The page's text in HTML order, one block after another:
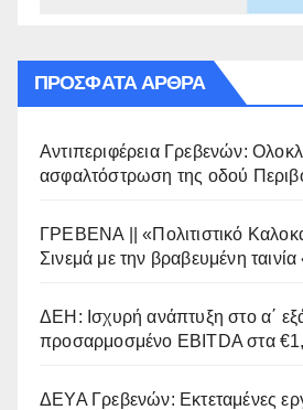
ΠΡΌΣΦΑΤΑ ΆΡΘΡΑ
Αντιπεριφέρεια Γρεβενών:
ασφαλτόστρωση της οδού
ΓΡΕΒΕΝΑ || «Πολιτιστικό
Σινεμά με την βραβευμένη
ΔΕΗ: Ισχυρή ανάπτυξη στο α΄
προσαρμοσμένο EBITDA στα
ΔΕΥΑ Γρεβενών: Εκτεταμένες